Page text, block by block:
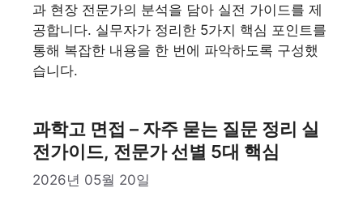
과 현장 전문가의 분석을 담아 실전 가이드를 제
공합니다. 실무자가 정리한 5가지 핵심 포인트를
통해 복잡한 내용을 한 번에 파악하도록 구성했
습니다.
과학고 면접 – 자주 묻는 질문 정리 실
전가이드, 전문가 선별 5대 핵심
2026년 05월 20일